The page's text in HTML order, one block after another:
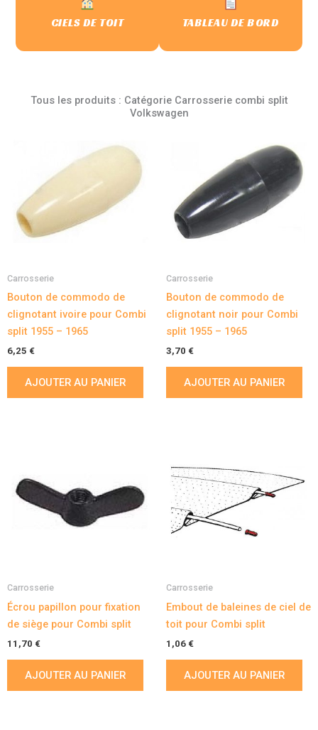
CIELS DE TOIT TABLEAU DE BORD
Tous les produits : Catégorie Carrosserie combi split
Volkswagen
Carrosserie
Bouton de commodo de
clignotant ivoire pour Combi
split 1955 – 1965
6,25 €
AJOUTER AU PANIER
Carrosserie
Bouton de commodo de
clignotant noir pour Combi
split 1955 – 1965
3,70 €
AJOUTER AU PANIER
Carrosserie
Écrou papillon pour fixation
de siège pour Combi split
11,70 €
AJOUTER AU PANIER
Carrosserie
Embout de baleines de ciel de
toit pour Combi split
1,06 €
AJOUTER AU PANIER